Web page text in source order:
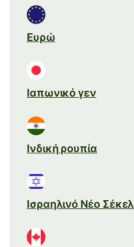
Ευρώ
Ιαπωνικό γεν
Ινδική ρουπία
Ισραηλινό Νέο Σέκελ